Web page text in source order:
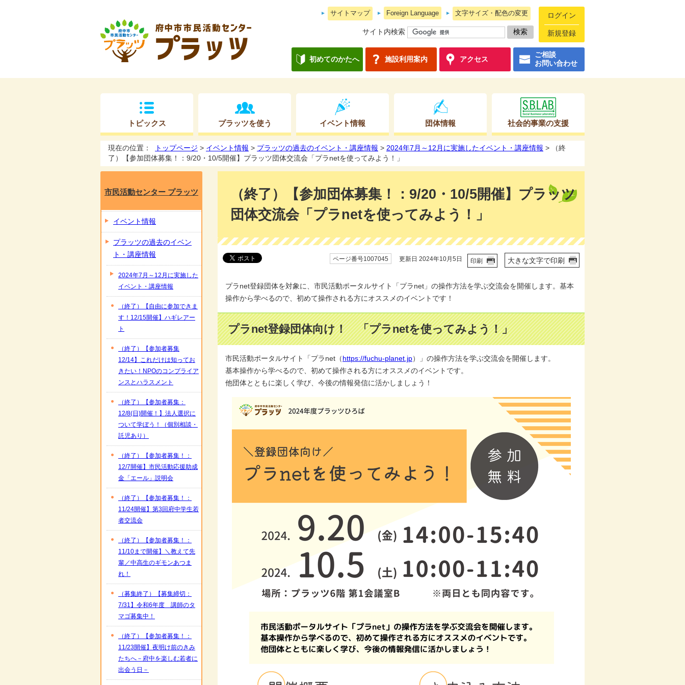
サイトマップ Foreign Language 文字サイズ・配色の変更 ログイン
新規登録
サイト内検索
初めてのかたへ 施設利用案内 アクセス
ご相談
お問い合わせ
トピックス プラッツを使う イベント情報 団体情報 社会的事業の支援
現在の位置： トップページ > イベント情報 > プラッツの過去のイベント・講座情報 > 2024年7月～12月に実施したイベント・講座情報 > （終
了）【参加団体募集！：9/20・10/5開催】プラッツ団体交流会「プラnetを使ってみよう！」
（終了）【参加団体募集！：9/20・10/5開催】プラッツ
団体交流会「プラnetを使ってみよう！」
ページ番号1007045 更新日 2024年10月5日 印刷 大きな文字で印刷
プラnet登録団体を対象に、市民活動ポータルサイト「プラnet」の操作方法を学ぶ交流会を開催します。基本
操作から学べるので、初めて操作される方にオススメのイベントです！
プラnet登録団体向け！ 「プラnetを使ってみよう！」
市民活動ポータルサイト「プラnet（ https://fuchu-planet.jp）」の操作方法を学ぶ交流会を開催します。
基本操作から学べるので、初めて操作される方にオススメのイベントです。
他団体とともに楽しく学び、今後の情報発信に活かしましょう！
市民活動センター プラッツ
イベント情報
プラッツの過去のイベン
ト・講座情報
2024年7月～12月に実施した
イベント・講座情報
（終了）【自由に参加できま
す！12/15開催】ハギレアー
ト
（終了）【参加者募集
12/14】これだけは知ってお
きたい！NPOのコンプライア
ンスとハラスメント
（終了）【参加者募集：
12/8(日)開催！】法人選択に
ついて学ぼう！（個別相談・
託児あり）
（終了）【参加者募集！：
12/7開催】市民活動応援助成
金「エール」説明会
（終了）【参加者募集！：
11/24開催】第3回府中学生若
者交流会
（終了）【参加者募集！：
11/10まで開催】＼教えて先
輩／中高生のギモンあつま
れ！
（募集終了）【募集締切：
7/31】令和6年度 講師のタ
マゴ募集中！
（終了）【参加者募集！：
11/23開催】夜明け前のきみ
たちへ－府中を楽しむ若者に
出会う日－